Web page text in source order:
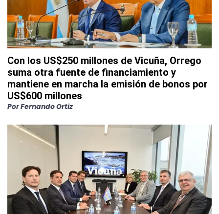
Con los US$250 millones de Vicuña, Orrego
suma otra fuente de financiamiento y
mantiene en marcha la emisión de bonos por
US$600 millones
PorFernando Ortiz